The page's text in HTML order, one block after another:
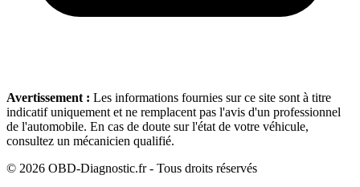
Avertissement : Les informations fournies sur ce site sont à titre
indicatif uniquement et ne remplacent pas l'avis d'un professionnel
de l'automobile. En cas de doute sur l'état de votre véhicule,
consultez un mécanicien qualifié.
© 2026 OBD-Diagnostic.fr - Tous droits réservés